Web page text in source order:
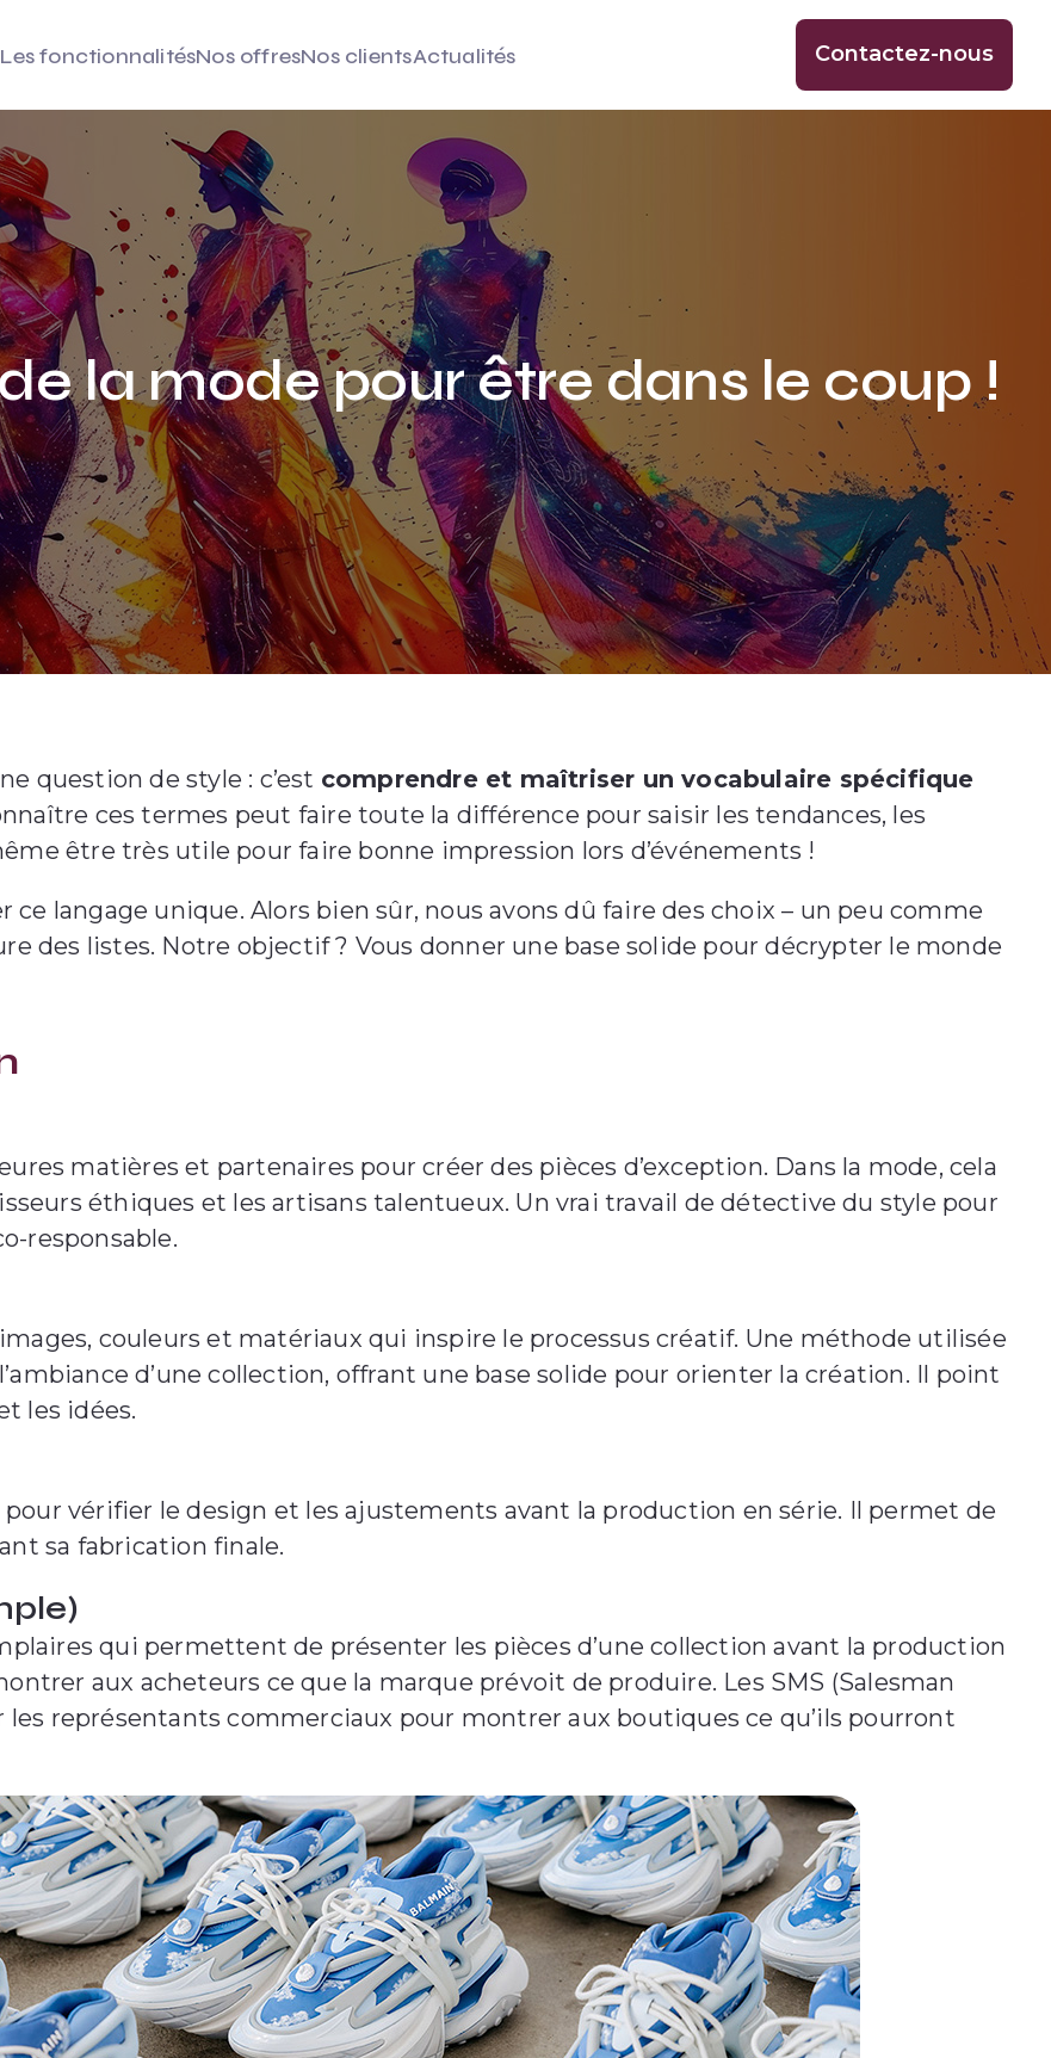
Les fonctionnalitésNos offresNos clientsActualités Contactez-nous
la mode pour être dans le coup !
question de style : c’est comprendre et maîtriser un vocabulaire spécifique
ces termes peut faire toute la différence pour saisir les tendances, les
être très utile pour faire bonne impression lors d’événements !
ce langage unique. Alors bien sûr, nous avons dû faire des choix – un peu comme
des listes. Notre objectif ? Vous donner une base solide pour décrypter le monde
matières et partenaires pour créer des pièces d’exception. Dans la mode, cela
éthiques et les artisans talentueux. Un vrai travail de détective du style pour
responsable.
couleurs et matériaux qui inspire le processus créatif. Une méthode utilisée
d’une collection, offrant une base solide pour orienter la création. Il point
les idées.
vérifier le design et les ajustements avant la production en série. Il permet de
sa fabrication finale.
qui permettent de présenter les pièces d’une collection avant la production
aux acheteurs ce que la marque prévoit de produire. Les SMS (Salesman
représentants commerciaux pour montrer aux boutiques ce qu’ils pourront